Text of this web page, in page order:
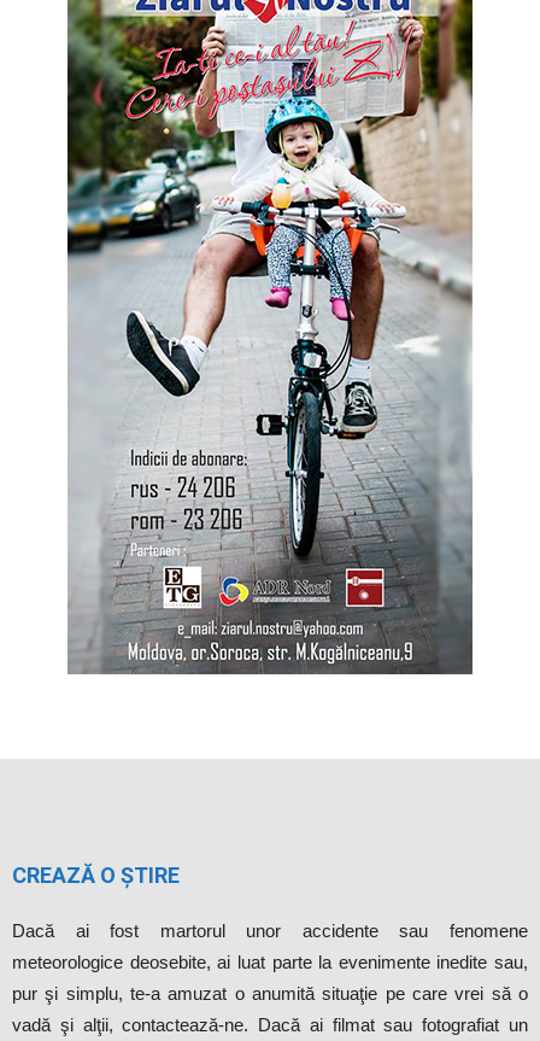
CREAZĂ O ȘTIRE
Dacă ai fost martorul unor accidente sau fenomene
meteorologice deosebite, ai luat parte la evenimente inedite sau,
pur şi simplu, te-a amuzat o anumită situaţie pe care vrei să o
vadă şi alţii, contactează-ne. Dacă ai filmat sau fotografiat un